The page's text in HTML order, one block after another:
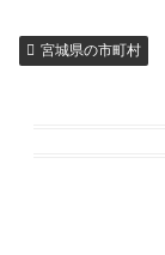
宮城県の市町村